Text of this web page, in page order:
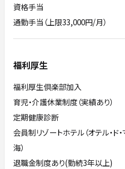
資格手当
通勤手当（上限33,000円/月）
福利厚生
福利厚生倶楽部加入
育児・介護休業制度（実績あり）
定期健康診断
会員制リゾートホテル（オテル・ド
海）
退職金制度あり(勤続3年以上)